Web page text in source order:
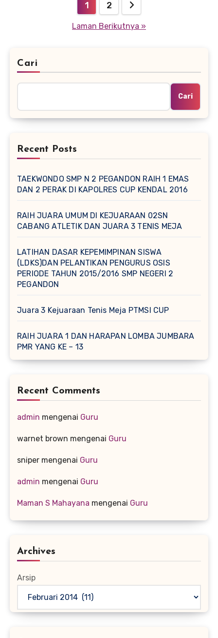
1 2
Laman Berikutnya »
Cari
Cari
Recent Posts
TAEKWONDO SMP N 2 PEGANDON RAIH 1 EMAS
DAN 2 PERAK DI KAPOLRES CUP KENDAL 2016
RAIH JUARA UMUM DI KEJUARAAN 02SN
CABANG ATLETIK DAN JUARA 3 TENIS MEJA
LATIHAN DASAR KEPEMIMPINAN SISWA
(LDKS)DAN PELANTIKAN PENGURUS OSIS
PERIODE TAHUN 2015/2016 SMP NEGERI 2
PEGANDON
Juara 3 Kejuaraan Tenis Meja PTMSI CUP
RAIH JUARA 1 DAN HARAPAN LOMBA JUMBARA
PMR YANG KE – 13
Recent Comments
admin mengenai Guru
warnet brown mengenai Guru
sniper mengenai Guru
admin mengenai Guru
Maman S Mahayana mengenai Guru
Archives
Arsip